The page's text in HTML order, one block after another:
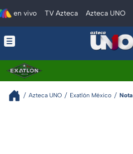
en vivo TV Azteca Azteca UNO
Azteca UNO Exatlón México Nota